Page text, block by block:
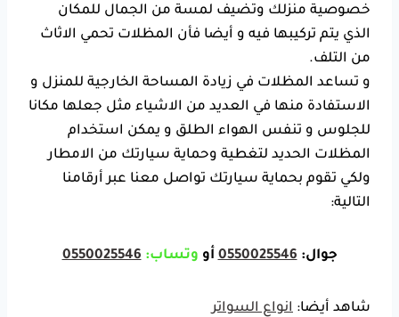
خصوصية منزلك وتضيف لمسة من الجمال للمكان
الذي يتم تركيبها فيه و أيضا فأن المظلات تحمي الاثاث
من التلف.
و تساعد المظلات في زيادة المساحة الخارجية للمنزل و
الاستفادة منها في العديد من الاشياء مثل جعلها مكانا
للجلوس و تنفس الهواء الطلق و يمكن استخدام
المظلات الحديد لتغطية وحماية سيارتك من الامطار
ولكي تقوم بحماية سيارتك تواصل معنا عبر أرقامنا
التالية:
جوال: 0550025546أو وتساب: 0550025546
شاهد أيضا: انواع السواتر